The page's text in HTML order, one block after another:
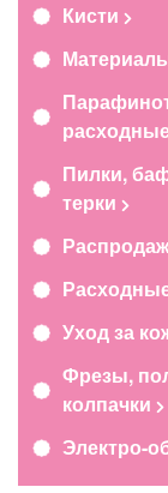
Кисти
Пилки,
терки
Уход за
Фрезы,
колпачки
Электро-